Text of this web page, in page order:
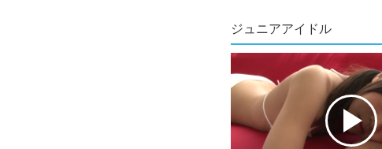
ジュニアアイドル